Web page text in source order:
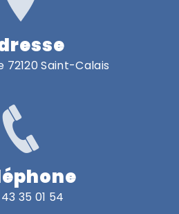
72120 Saint-Calais
35 01 54